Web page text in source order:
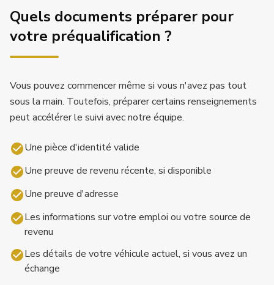
Quels documents préparer pour
votre préqualification ?
Vous pouvez commencer même si vous n'avez pas tout
sous la main. Toutefois, préparer certains renseignements
peut accélérer le suivi avec notre équipe.
Une pièce d'identité valide
Une preuve de revenu récente, si disponible
Une preuve d'adresse
Les informations sur votre emploi ou votre source de
revenu
Les détails de votre véhicule actuel, si vous avez un
échange